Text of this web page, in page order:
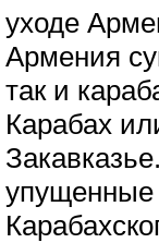
уходе
Армения
так и
Карабах
упущенные